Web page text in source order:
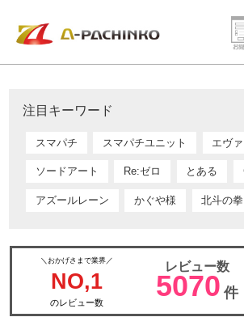
注目キーワード
スマパチ スマパチユニット エヴァ
ソードアート Re:ゼロ とある
アズールレーン かぐや様 北斗の拳
＼おかげさまで業界／
NO,1
のレビュー数
レビュー数
5070 件